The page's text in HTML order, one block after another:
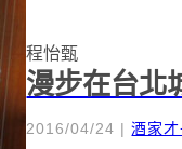
程怡甄
漫步在台北
2016/04/24 |酒家才